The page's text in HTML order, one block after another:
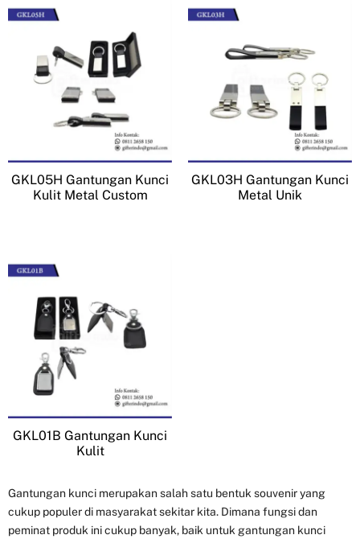
GKL05H Gantungan Kunci
Kulit Metal Custom
GKL03H Gantungan Kunci
Metal Unik
GKL01B Gantungan Kunci
Kulit
Gantungan kunci merupakan salah satu bentuk souvenir yang
cukup populer di masyarakat sekitar kita. Dimana fungsi dan
peminat produk ini cukup banyak, baik untuk gantungan kunci